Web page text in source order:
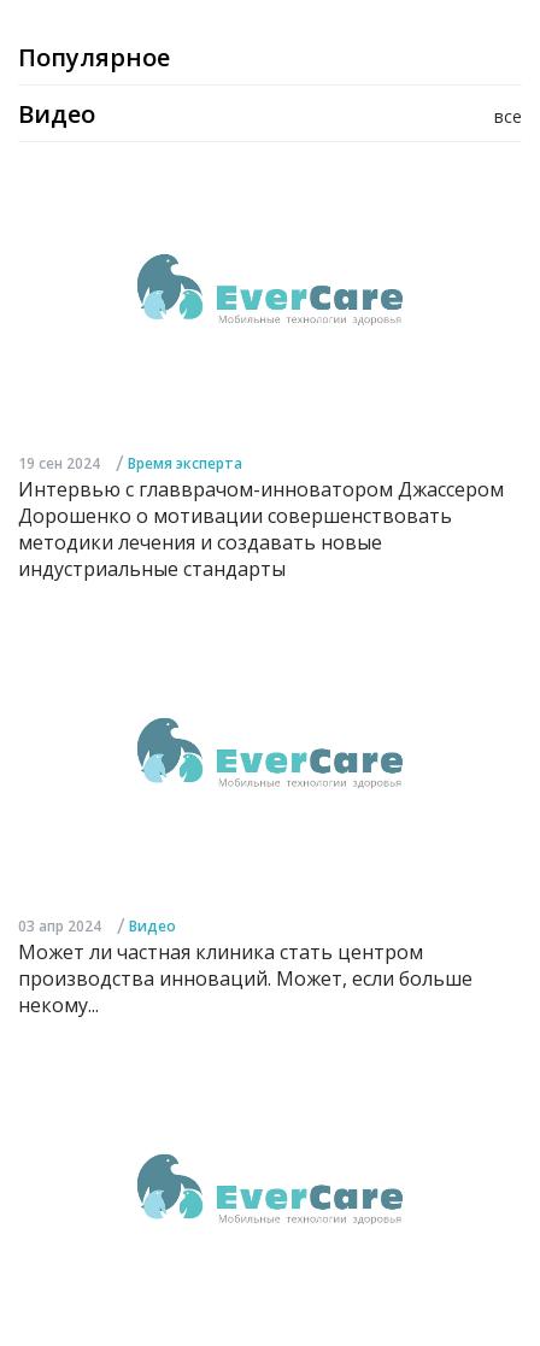
Популярное
все
Видео
19 сен 2024 / Время эксперта
Интервью с главврачом-инноватором Джассером
Дорошенко о мотивации совершенствовать
методики лечения и создавать новые
индустриальные стандарты
03 апр 2024 / Видео
Может ли частная клиника стать центром
производства инноваций. Может, если больше
некому...